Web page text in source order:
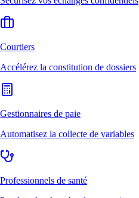
Courtiers
Accélérez la constitution de dossiers
Gestionnaires de paie
Automatisez la collecte de variables
Professionnels de santé